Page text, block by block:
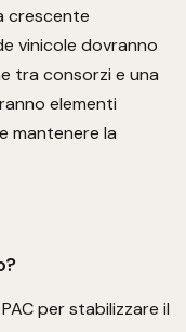
crescente
vinicole dovranno
tra consorzi e una
elementi
mantenere la
per stabilizzare il